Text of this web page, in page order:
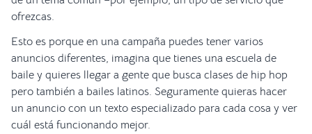
ofrezcas.
Esto es porque en una campaña puedes tener varios
anuncios diferentes, imagina que tienes una escuela de
baile y quieres llegar a gente que busca clases de hip hop
pero también a bailes latinos. Seguramente quieras hacer
un anuncio con un texto especializado para cada cosa y ver
cuál está funcionando mejor.